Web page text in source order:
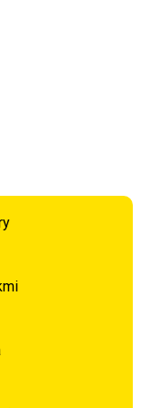
prvky výpisu